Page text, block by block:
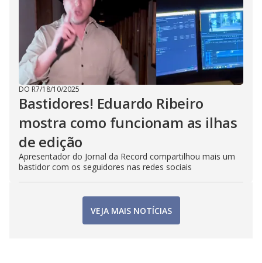
DO R7/18/10/2025
Bastidores! Eduardo Ribeiro
mostra como funcionam as ilhas
de edição
Apresentador do Jornal da Record compartilhou mais um
bastidor com os seguidores nas redes sociais
VEJA MAIS NOTÍCIAS